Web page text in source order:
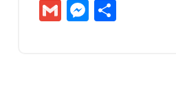
GmailMessenger